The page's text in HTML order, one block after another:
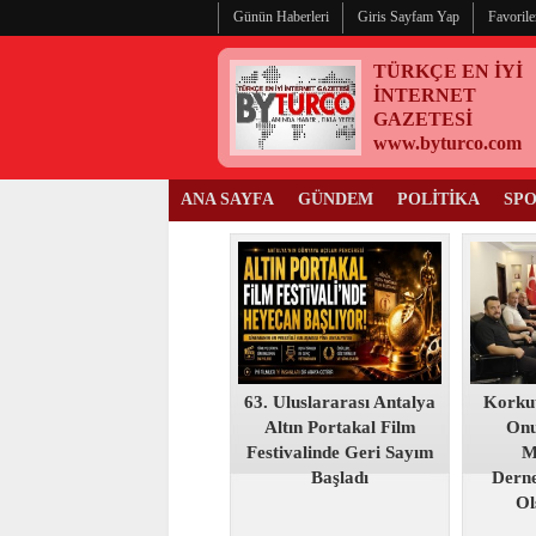
Günün Haberleri Giris Sayfam Yap
TÜRKÇE EN İYİ
İNTERNET
GAZETESİ
www.byturco.com
ANA SAYFA GÜNDEM POLİTİKA
63. Uluslararası Antalya
Altın Portakal Film
Festivalinde Geri Sayım
Başladı